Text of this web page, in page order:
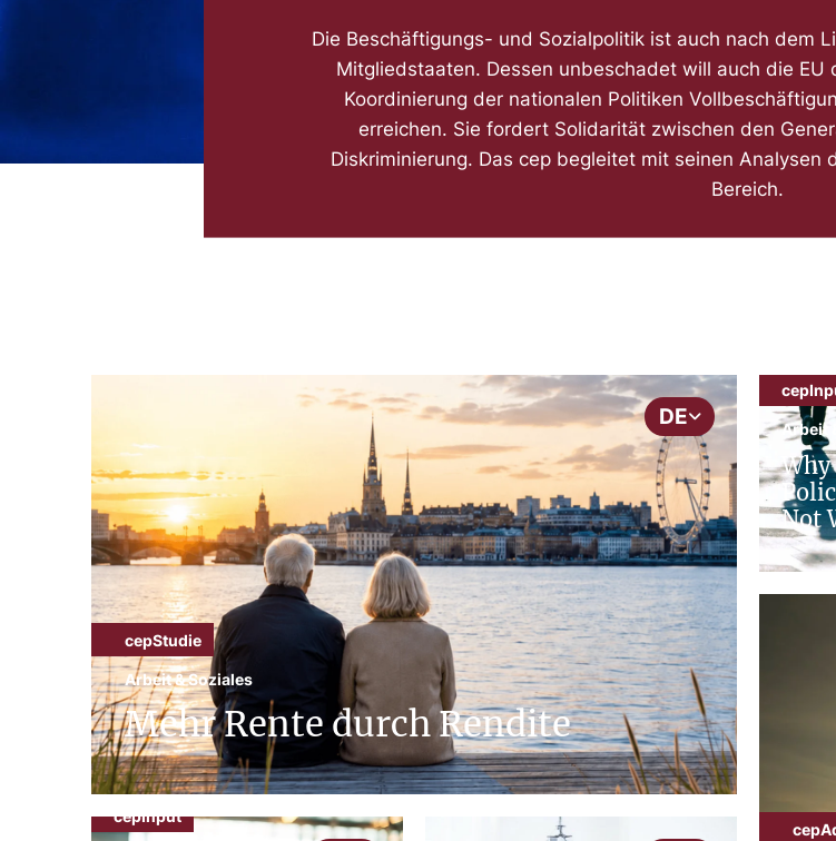
Die Beschäftigungs- und Sozialpolitik ist auch nach dem
Mitgliedstaaten. Dessen unbeschadet will auch die
Koordinierung der nationalen Politiken
erreichen. Sie fordert Solidarität zwischen den
Diskriminierung. Das cep begleitet mit seinen Analysen
Bereich.
DE
cepStudie
Arbeit & Soziales
Mehr Rente durch Rendite
Arbeit
Not
cepInput